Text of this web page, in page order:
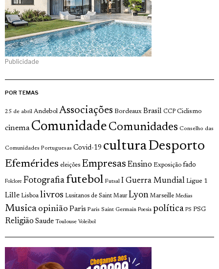
Publicidade
POR TEMAS
25 de abril Andebol Associações Bordeaux Brasil CCP Ciclismo
cinema Comunidade Comunidades Conselho das
Comunidades Portuguesas Covid-19 culturaDesporto
Efemérides eleições Empresas Ensino Exposição fado
Folclore Fotografia futebol Futsal I Guerra Mundial Ligue 1
Lille Lisboa livros Lusitanos de Saint Maur Lyon Marseille Medias
Musica opinião Paris Paris Saint Germain Poesia política PS PSG
Religião Saude Toulouse Voleibol